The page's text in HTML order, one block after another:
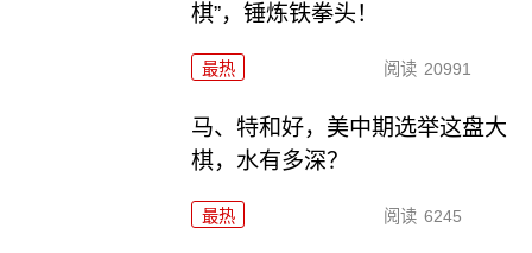
棋”，锤炼铁拳头！
最热 阅读 20991
马、特和好，美中期选举这盘大
棋，水有多深？
最热 阅读 6245